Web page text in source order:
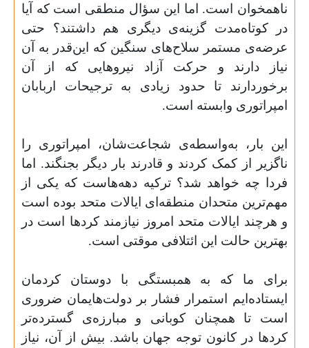
ناهمخوان است. اما این سؤال منطقی است که آیا
در کوتاه‌مدت گزینه‌ی دیگری هم داشتند؟ حتی
عرضه‌ی مستمر سلاح‌های سنگین که این‌قدر به آن
نیاز دارند و حرکت آزاد نیروهایی که از آن
برخوردارند تا حدود زیادی به ترجیحات اربابان
امپراتوری وابسته است.
این بار، به‌واسطه‌ی شجاعت‌شان، امپراتوری را
ناگزیر از کمک کردند و قادرند بار دیگر بجنگند. اما
فردا چه خواهد شد؟ ترکیه دهه‌هاست که یکی از
مهم‌ترین متحدان منطقه‌ای ایالات متحد بوده است
و هرچند ایالات متحد امروز نیازمند کردها است در
بهترین حالت این ائتلافی موقتی است.
برای ما که به همبستگی با دوستان کردمان
ایستاده‌ایم استمرار فشار بر دولت‌هایمان ضروری
است تا همچنان کوبانی و مبارزه‌ی گسترده‌تر
کردها در کانون توجه جهان باشد. بیش از آن، نیاز